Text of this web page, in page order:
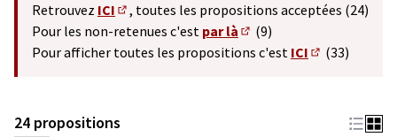
Retrouvez ICI
(S'ouvre dans un nouvel onglet)
, toutes les propositions acceptées (24)
Pour les non-retenues c'est par là
(S'ouvre dans un nouvel
(9)
Pour afficher toutes les propositions c'est ICI
(33)
24 propositions